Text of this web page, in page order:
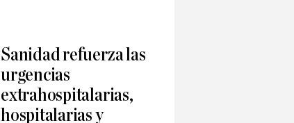
Sanidad refuerza las
urgencias
extrahospitalarias,
hospitalarias y